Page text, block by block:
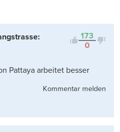
Kontrovers
173
0
Pattaya arbeitet besser
Kommentar melden